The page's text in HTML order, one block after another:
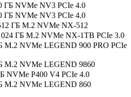
ГБ NVMe NV3 PCIe 4.0
ГБ NVMe NV3 PCIe 4.0
ГБ M.2 NVMe NX-512
ГБ M.2 NVMe NX-1TB PCIe 3.0
M.2 NVMe LEGEND 900 PRO PCIe
M.2 NVMe LEGEND 9860
NVMe P400 V4 PCIe 4.0
M.2 NVMe LEGEND 860